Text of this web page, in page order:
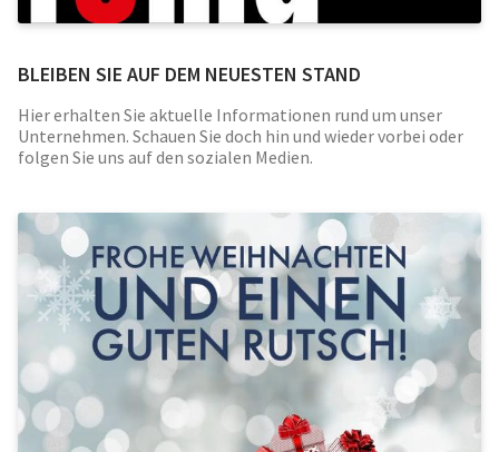
BLEIBEN SIE AUF DEM NEUESTEN STAND
Hier erhalten Sie aktuelle Informationen rund um unser
Unternehmen. Schauen Sie doch hin und wieder vorbei oder
folgen Sie uns auf den sozialen Medien.